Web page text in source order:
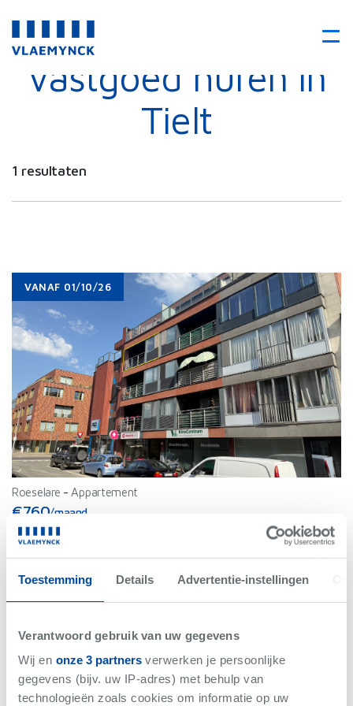
Toestemming Details Advertentie-instellingen
Verantwoord gebruik van uw gegevens
Wij en onze 3 partnersverwerken je persoonlijke
gegevens (bijv. uw IP-adres) met behulp van
technologieën zoals cookies om informatie op uw
Vastgoed huren in
Tielt
1 resultaten
VANAF 01/10/26
Roeselare -Appartement
€760/maand
Bew. Opp. 78 m²
B
Net gemist